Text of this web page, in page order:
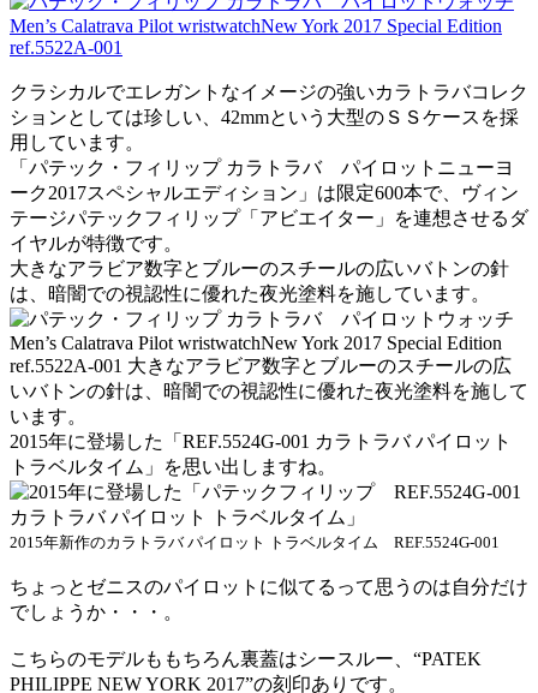
クラシカルでエレガントなイメージの強いカラトラバコレク
ションとしては珍しい、42mmという大型のＳＳケースを採
用しています。
「パテック・フィリップ カラトラバ パイロットニューヨ
ーク2017スペシャルエディション」は限定600本で、ヴィン
テージパテックフィリップ「アビエイター」を連想させるダ
イヤルが特徴です。
大きなアラビア数字とブルーのスチールの広いバトンの針
は、暗闇での視認性に優れた夜光塗料を施しています。
2015年に登場した「REF.5524G-001 カラトラバ パイロット
トラベルタイム」を思い出しますね。
2015年新作のカラトラバ パイロット トラベルタイム REF.5524G-001
ちょっとゼニスのパイロットに似てるって思うのは自分だけ
でしょうか・・・。
こちらのモデルももちろん裏蓋はシースルー、“PATEK
PHILIPPE NEW YORK 2017”の刻印ありです。